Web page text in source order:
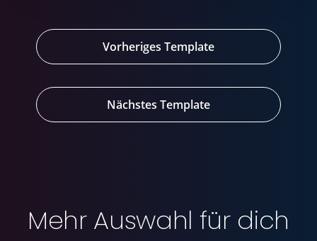
Vorheriges Template
Nächstes Template
Mehr Auswahl für dich